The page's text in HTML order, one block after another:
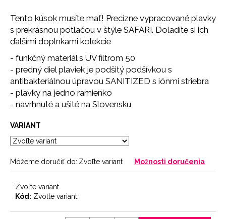
Tento kúsok musíte mať! Precízne vypracované plavky
s prekrásnou potlačou v štýle SAFARI. Doladíte si ich
ďalšími doplnkami kolekcie
- funkčný materiál s UV filtrom 50
- predný diel plaviek je podšitý podšívkou s
antibakteriálnou úpravou SANITIZED s iónmi striebra
- plavky na jedno ramienko
- navrhnuté a ušité na Slovensku
VARIANT
Môžeme doručiť do: Zvoľte variant Možnosti doručenia
Zvoľte variant
Kód: Zvoľte variant
a
m
e
NOHAVIČKY
SKIN
7
€